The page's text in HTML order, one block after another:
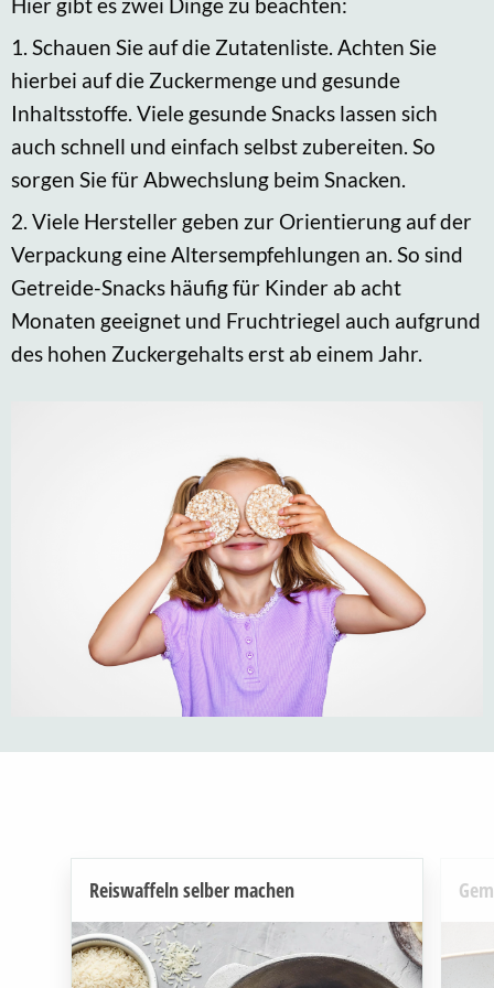
Hier gibt es zwei Dinge zu beachten:
1. Schauen Sie auf die Zutatenliste. Achten Sie
hierbei auf die Zuckermenge und gesunde
Inhaltsstoffe. Viele gesunde Snacks lassen sich
auch schnell und einfach selbst zubereiten. So
sorgen Sie für Abwechslung beim Snacken.
2. Viele Hersteller geben zur Orientierung auf der
Verpackung eine Altersempfehlungen an. So sind
Getreide-Snacks häufig für Kinder ab acht
Monaten geeignet und Fruchtriegel auch aufgrund
des hohen Zuckergehalts erst ab einem Jahr.
Reiswaffeln selber machen